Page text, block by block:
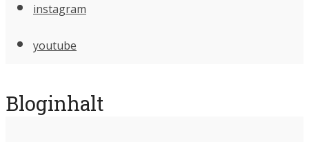
instagram
youtube
Bloginhalt